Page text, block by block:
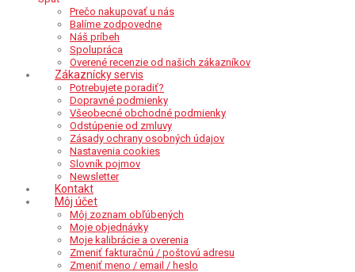
Prečo nakupovať u nás
Balíme zodpovedne
Náš príbeh
Spolupráca
Overené recenzie od našich zákazníkov
Zákaznícky servis
Potrebujete poradiť?
Dopravné podmienky
Všeobecné obchodné podmienky
Odstúpenie od zmluvy
Zásady ochrany osobných údajov
Nastavenia cookies
Slovník pojmov
Newsletter
Kontakt
Môj účet
Môj zoznam obľúbených
Moje objednávky
Moje kalibrácie a overenia
Zmeniť fakturačnú / poštovú adresu
Zmeniť meno / email / heslo